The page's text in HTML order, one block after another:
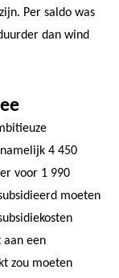
Per saldo was
dan wind
4 450
voor 1 990
moeten
aan een
zou moeten